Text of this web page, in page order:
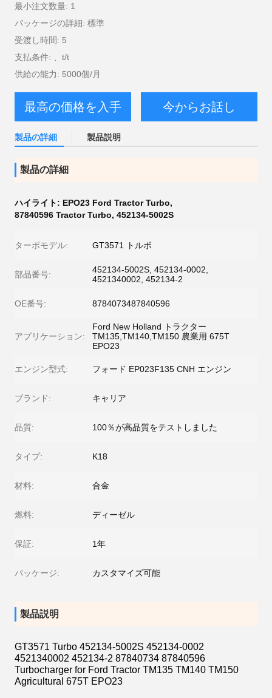
最小注文数量: 1
パッケージの詳細: 標準
受渡し時間: 5
支払条件: 、t/t
供給の能力: 5000個/月
最高の価格を入手 今からお話し
製品の詳細 製品説明
製品の詳細
ハイライト: EPO23 Ford Tractor Turbo,
87840596 Tractor Turbo, 452134-5002S
ターボモデル: GT3571 トルボ
部品番号:
452134-5002S, 452134-0002,
4521340002, 452134-2
OE番号: 8784073487840596
アプリケーション:
Ford New Holland トラクター
TM135,TM140,TM150 農業用 675T
EPO23
エンジン型式: フォード EP023F135 CNH エンジン
ブランド: キャリア
品質: 100％が高品質をテストしました
タイプ: K18
材料: 合金
燃料: ディーゼル
保証: 1年
パッケージ: カスタマイズ可能
製品説明
GT3571 Turbo 452134-5002S 452134-0002
4521340002 452134-2 87840734 87840596
Turbocharger for Ford Tractor TM135 TM140 TM150
Agricultural 675T EPO23